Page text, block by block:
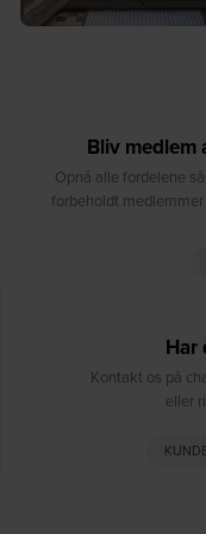
Bliv medlem
Opnå alle fordelene
forbeholdt medlemmer
Har
Kontakt os på
eller